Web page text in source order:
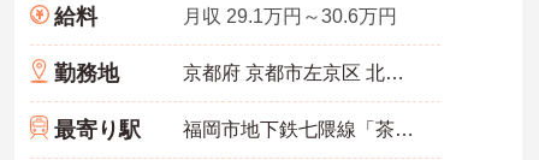
給料 月収 29.1万円～30.6万円
勤務地 京都府 京都市左京区 北白川西平井町14-4
最寄り駅 福岡市地下鉄七隈線「茶山駅」徒歩5分